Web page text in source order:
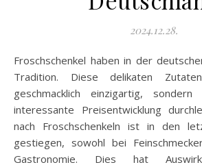
2024.12.28.
Froschschenkel haben in der deutschen Küche eine lange
Tradition. Diese delikaten
geschmacklich einzigartig,
interessante Preisentwicklung
nach Froschschenkeln ist in den
gestiegen, sowohl bei
Gastronomie. Dies hat